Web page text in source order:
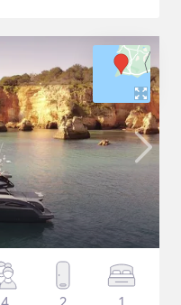
4 2 1